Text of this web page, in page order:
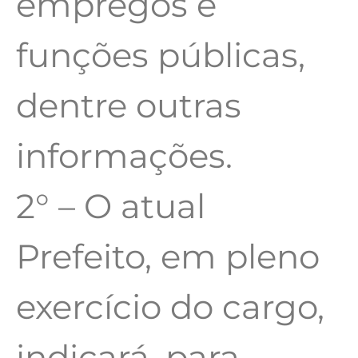
funções públicas,
dentre outras
informações.
2° – O atual
Prefeito, em pleno
exercício do cargo,